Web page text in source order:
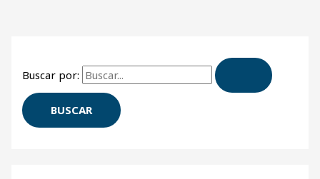
Buscar por: